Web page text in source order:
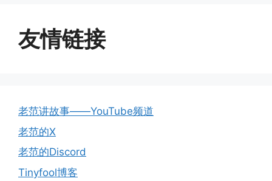
友情链接
老范讲故事——YouTube频道
老范的X
老范的Discord
Tinyfool博客